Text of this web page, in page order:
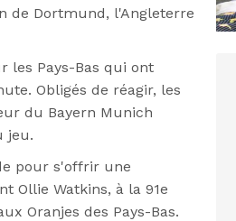
de Dortmund, l'Angleterre
les Pays-Bas qui ont
Obligés de réagir, les
du Bayern Munich
jeu.
pour s'offrir une
Ollie Watkins, à la 91e
Oranjes des Pays-Bas.